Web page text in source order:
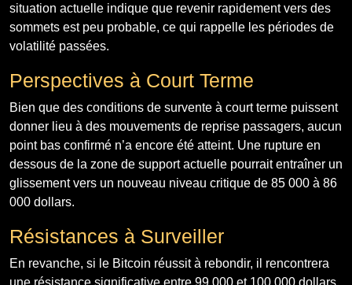
situation actuelle indique que revenir rapidement vers des
sommets est peu probable, ce qui rappelle les périodes de
volatilité passées.
Perspectives à Court Terme
Bien que des conditions de survente à court terme puissent
donner lieu à des mouvements de reprise passagers, aucun
point bas confirmé n’a encore été atteint. Une rupture en
dessous de la zone de support actuelle pourrait entraîner un
glissement vers un nouveau niveau critique de 85 000 à 86
000 dollars.
Résistances à Surveiller
En revanche, si le Bitcoin réussit à rebondir, il rencontrera
une résistance significative entre 99 000 et 100 000 dollars.